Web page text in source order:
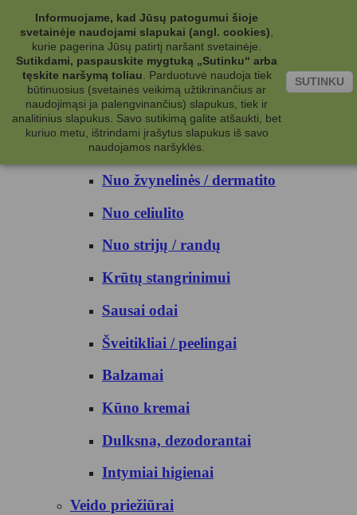
Kategorijos
Kosmetika
Kūno priežiūrai
Nuo prakaito
Kūno prausikliai
Nuo žvynelinės / dermatito
Nuo celiulito
Nuo strijų / randų
Krūtų stangrinimui
Sausai odai
Šveitikliai / peelingai
Balzamai
Kūno kremai
Dulksna, dezodorantai
Intymiai higienai
Veido priežiūrai
Informuojame, kad Jūsų patogumui šioje
svetainėje naudojami slapukai (angl. cookies)
kurie pagerina Jūsų patirtį naršant svetainėje.
Sutikdami, paspauskite mygtuką „Sutinku“ arba
tęskite naršymą toliau
Parduotuvė naudoja tiek
būtinuosius (svetainės veikimą užtikrinančius ar
naudojimąsi ja palengvinančius) slapukus, tiek ir
analitinius slapukus. Savo sutikimą galite atšaukti, bet
kuriuo metu, ištrindami įrašytus slapukus iš savo
naudojamos naršyklės.
SUTINKU